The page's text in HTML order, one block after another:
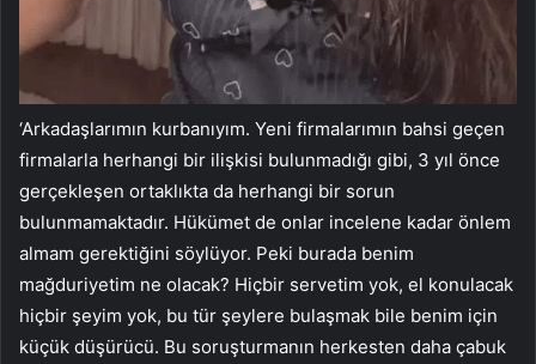
‘Arkadaşlarımın kurbanıyım. Yeni firmalarımın bahsi geçen
firmalarla herhangi bir ilişkisi bulunmadığı gibi, 3 yıl önce
gerçekleşen ortaklıkta da herhangi bir sorun
bulunmamaktadır. Hükümet de onlar incelene kadar önlem
almam gerektiğini söylüyor. Peki burada benim
mağduriyetim ne olacak? Hiçbir servetim yok, el konulacak
hiçbir şeyim yok, bu tür şeylere bulaşmak bile benim için
küçük düşürücü. Bu soruşturmanın herkesten daha çabuk